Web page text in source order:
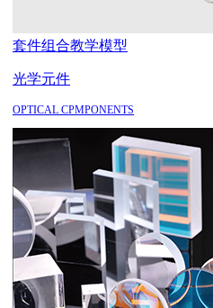
套件组合教学模型
光学元件
OPTICAL CPMPONENTS